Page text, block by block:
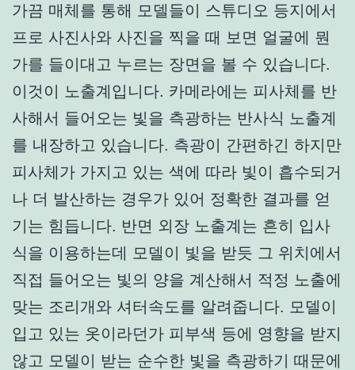
가끔 매체를 통해 모델들이 스튜디오 등지에서
프로 사진사와 사진을 찍을 때 보면 얼굴에 뭔
가를 들이대고 누르는 장면을 볼 수 있습니다.
이것이 노출계입니다. 카메라에는 피사체를 반
사해서 들어오는 빛을 측광하는 반사식 노출계
를 내장하고 있습니다. 측광이 간편하긴 하지만
피사체가 가지고 있는 색에 따라 빛이 흡수되거
나 더 발산하는 경우가 있어 정확한 결과를 얻
기는 힘듭니다. 반면 외장 노출계는 흔히 입사
식을 이용하는데 모델이 빛을 받듯 그 위치에서
직접 들어오는 빛의 양을 계산해서 적정 노출에
맞는 조리개와 셔터속도를 알려줍니다. 모델이
입고 있는 옷이라던가 피부색 등에 영향을 받지
않고 모델이 받는 순수한 빛을 측광하기 때문에